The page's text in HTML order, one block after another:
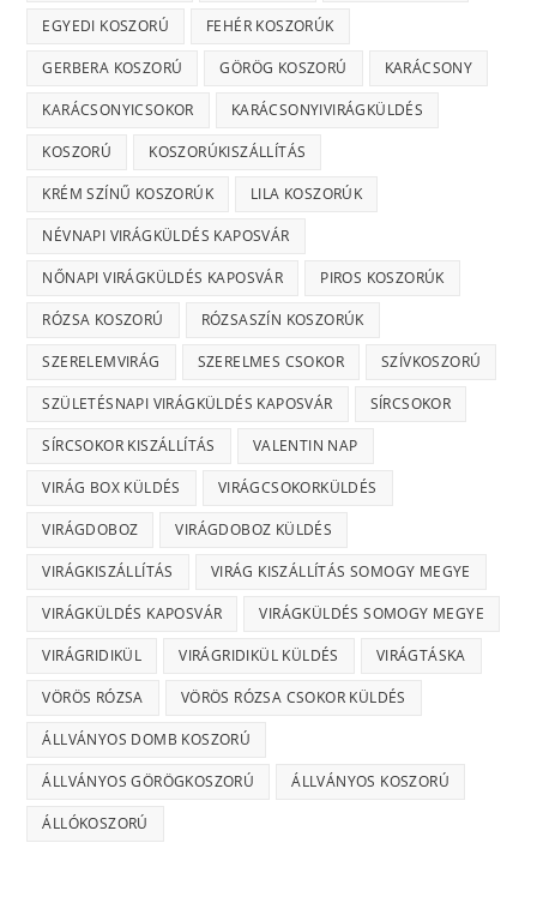
EGYEDI KOSZORÚ FEHÉR KOSZORÚK
GERBERA KOSZORÚ GÖRÖG KOSZORÚ KARÁCSONY
KARÁCSONYICSOKOR KARÁCSONYIVIRÁGKÜLDÉS
KOSZORÚ KOSZORÚKISZÁLLÍTÁS
KRÉM SZÍNŰ KOSZORÚK LILA KOSZORÚK
NÉVNAPI VIRÁGKÜLDÉS KAPOSVÁR
NŐNAPI VIRÁGKÜLDÉS KAPOSVÁR PIROS KOSZORÚK
RÓZSA KOSZORÚ RÓZSASZÍN KOSZORÚK
SZERELEMVIRÁG SZERELMES CSOKOR SZÍVKOSZORÚ
SZÜLETÉSNAPI VIRÁGKÜLDÉS KAPOSVÁR SÍRCSOKOR
SÍRCSOKOR KISZÁLLÍTÁS VALENTIN NAP
VIRÁG BOX KÜLDÉS VIRÁGCSOKORKÜLDÉS
VIRÁGDOBOZ VIRÁGDOBOZ KÜLDÉS
VIRÁGKISZÁLLÍTÁS VIRÁG KISZÁLLÍTÁS SOMOGY MEGYE
VIRÁGKÜLDÉS KAPOSVÁR VIRÁGKÜLDÉS SOMOGY MEGYE
VIRÁGRIDIKÜL VIRÁGRIDIKÜL KÜLDÉS VIRÁGTÁSKA
VÖRÖS RÓZSA VÖRÖS RÓZSA CSOKOR KÜLDÉS
ÁLLVÁNYOS DOMB KOSZORÚ
ÁLLVÁNYOS GÖRÖGKOSZORÚ ÁLLVÁNYOS KOSZORÚ
ÁLLÓKOSZORÚ